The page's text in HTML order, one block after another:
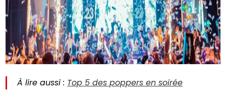
À lire aussi : Top 5 des poppers en soirée